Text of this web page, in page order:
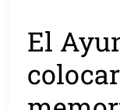
El